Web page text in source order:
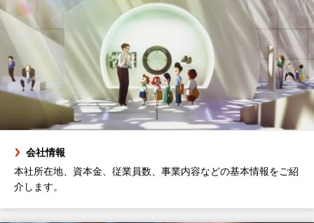
会社情報
本社所在地、資本金、従業員数、事業内容などの基本情報をご紹
介します。